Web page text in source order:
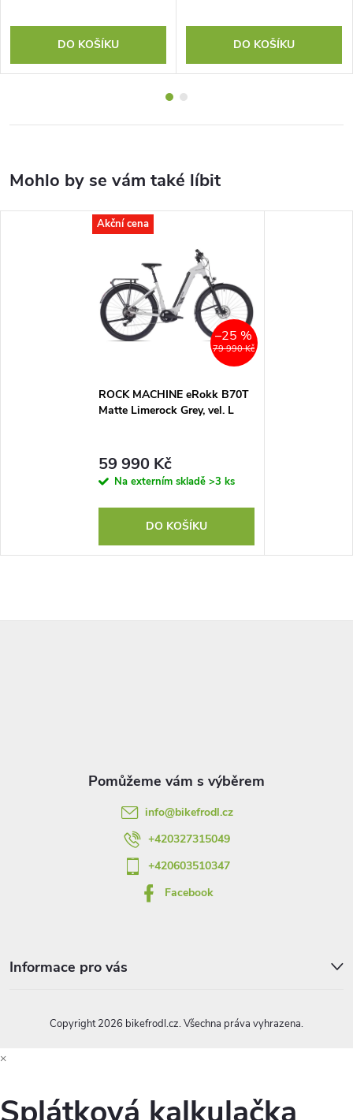
DO KOŠÍKU DO KOŠÍKU
Akční cena
79 990 Kč
–25 %
ROCK MACHINE eRokk B70T
Matte Limerock Grey, vel. L
59 990 Kč
Na externím skladě >3 ks
DO KOŠÍKU
info@bikefrodl.cz
+420327315049
+420603510347
Facebook
Informace pro vás
Copyright 2026 bikefrodl.cz. Všechna práva vyhrazena.
×